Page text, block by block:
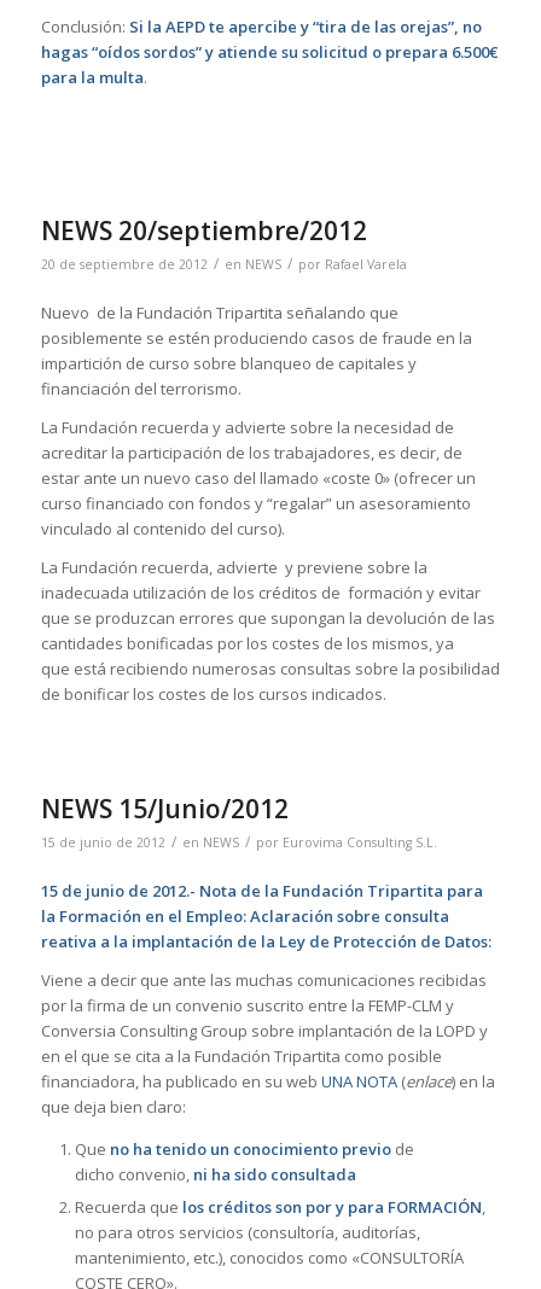
Conclusión: Si la AEPD te apercibe y “tira de las orejas”, no
hagas “oídos sordos” y atiende su solicitud o prepara 6.500€
para la multa.
NEWS 20/septiembre/2012
20 de septiembre de 2012 / en NEWS / por Rafael Varela
Nuevo de la Fundación Tripartita señalando que
posiblemente se estén produciendo casos de fraude en la
impartición de curso sobre blanqueo de capitales y
financiación del terrorismo.
La Fundación recuerda y advierte sobre la necesidad de
acreditar la participación de los trabajadores, es decir, de
estar ante un nuevo caso del llamado «coste 0» (ofrecer un
curso financiado con fondos y “regalar” un asesoramiento
vinculado al contenido del curso).
La Fundación recuerda, advierte y previene sobre la
inadecuada utilización de los créditos de formación y evitar
que se produzcan errores que supongan la devolución de las
cantidades bonificadas por los costes de los mismos, ya
que está recibiendo numerosas consultas sobre la posibilidad
de bonificar los costes de los cursos indicados.
NEWS 15/Junio/2012
15 de junio de 2012 / en NEWS / por Eurovima Consulting S.L.
15 de junio de 2012.- Nota de la Fundación Tripartita para
la Formación en el Empleo: Aclaración sobre consulta
reativa a la implantación de la Ley de Protección de Datos:
Viene a decir que ante las muchas comunicaciones recibidas
por la firma de un convenio suscrito entre la FEMP-CLM y
Conversia Consulting Group sobre implantación de la LOPD y
en el que se cita a la Fundación Tripartita como posible
financiadora, ha publicado en su web UNA NOTA (enlace) en la
que deja bien claro:
Que no ha tenido un conocimiento previode
dicho convenio, ni ha sido consultada
Recuerda que los créditos son por y para FORMACIÓN,
no para otros servicios (consultoría, auditorías,
mantenimiento, etc.), conocidos como «CONSULTORÍA
COSTE CERO».